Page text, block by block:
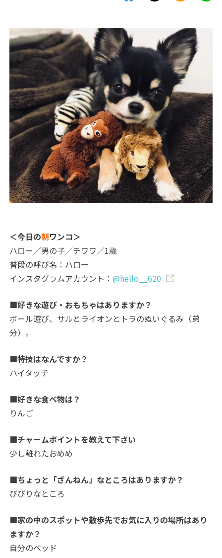
＜今日の朝ワンコ＞
ハロー／男の子／チワワ／1歳
普段の呼び名：ハロー
インスタグラムアカウント：@hello__620
■好きな遊び・おもちゃはありますか？
ボール遊び、サルとライオンとトラのぬいぐるみ（弟
分）。
■特技はなんですか？
ハイタッチ
■好きな食べ物は？
りんご
■チャームポイントを教えて下さい
少し離れたおめめ
■ちょっと「ざんねん」なところはありますか？
びびりなところ
■家の中のスポットや散歩先でお気に入りの場所はあり
ますか？
自分のベッド